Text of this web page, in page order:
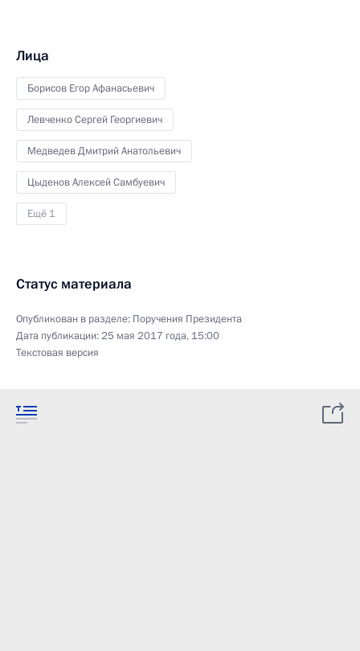
Лица
Борисов Егор Афанасьевич
Левченко Сергей Георгиевич
Медведев Дмитрий Анатольевич
Цыденов Алексей Самбуевич
Ещё 1
Статус материала
Опубликован в разделе: Поручения Президента
Дата публикации:25 мая 2017 года, 15:00
Текстовая версия